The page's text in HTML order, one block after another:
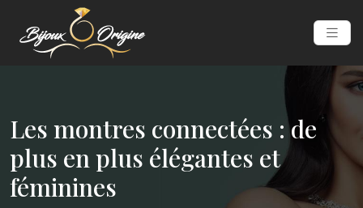
Les montres connectées : de
plus en plus élégantes et
féminines